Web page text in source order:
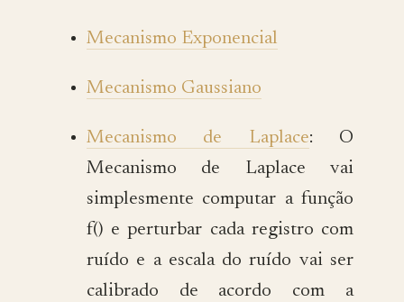
Mecanismo Exponencial
Mecanismo Gaussiano
Mecanismo de Laplace: O
Mecanismo de Laplace vai
simplesmente computar a função
f() e perturbar cada registro com
ruído e a escala do ruído vai ser
calibrado de acordo com a